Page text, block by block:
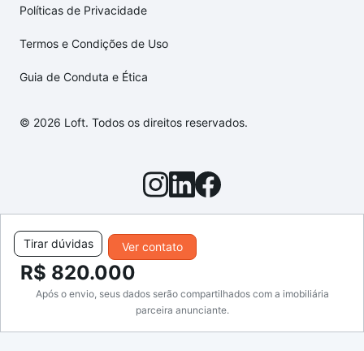
Ver contato
Tirar dúvidas
R$ 820.000
Após o envio, seus dados serão compartilhados com a imobiliária
parceira anunciante.
Políticas de Privacidade
Termos e Condições de Uso
Guia de Conduta e Ética
© 2026 Loft. Todos os direitos reservados.